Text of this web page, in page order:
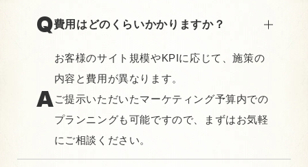
費用はどのくらいかかりますか？
お客様のサイト規模やKPIに応じて、施策の
内容と費用が異なります。
ご提示いただいたマーケティング予算内での
プランニングも可能ですので、まずはお気軽
にご相談ください。